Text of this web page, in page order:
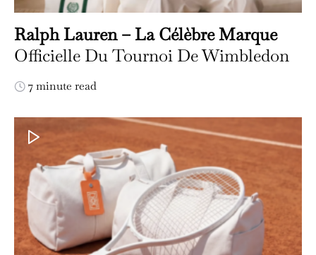
Ralph Lauren – La Célèbre Marque
Officielle Du Tournoi De Wimbledon
7 minute read